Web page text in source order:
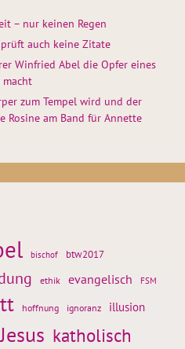
– nur keinen Regen
auch keine Zitate
Winfried Abel die Opfer eines
macht
zum Tempel wird und der
Rosine am Band für Annette
bischof btw2017
ethik evangelisch FSM
hoffnung ignoranz illusion
Jesus katholisch